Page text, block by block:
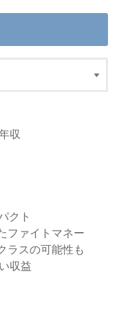
収
クト
ファイトマネー
ラスの可能性も
収益